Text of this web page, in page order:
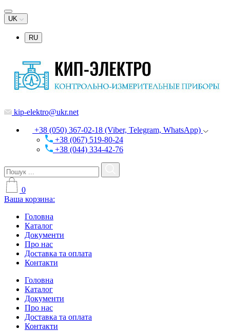
UK
RU
kip-elektro@ukr.net
+38 (050) 367-02-18 (Viber, Telegram, WhatsApp)
+38 (067) 519-80-24
+38 (044) 334-42-76
0
Ваша корзина:
Головна
Каталог
Документи
Про нас
Доставка та оплата
Контакти
Головна
Каталог
Документи
Про нас
Доставка та оплата
Контакти